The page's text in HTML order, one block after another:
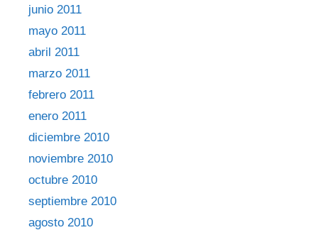
junio 2011
mayo 2011
abril 2011
marzo 2011
febrero 2011
enero 2011
diciembre 2010
noviembre 2010
octubre 2010
septiembre 2010
agosto 2010